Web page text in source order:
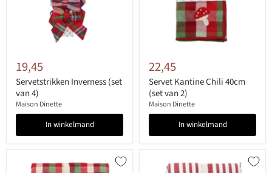
19,45
Servetstrikken Inverness (set
van 4)
Maison Dinette
In winkelmand
22,45
Servet Kantine Chili 40cm
(set van 2)
Maison Dinette
In winkelmand